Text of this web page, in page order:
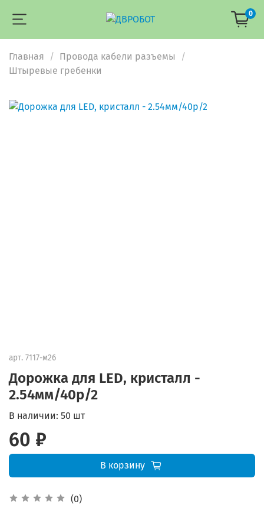
0
Главная
Провода кабели разъемы
Штыревые гребенки
арт. 7117-м26
Дорожка для LED, кристалл -
2.54мм/40p/2
(0)
В наличии: 50 шт
60 ₽
В корзину